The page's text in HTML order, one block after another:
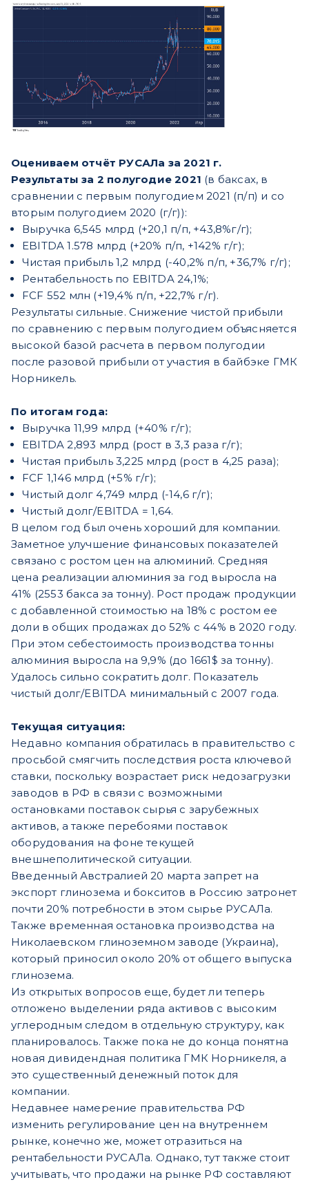
Оцениваем отчёт РУСАЛа за 2021 г.
Результаты за 2 полугодие 2021 (в баксах, в
сравнении с первым полугодием 2021 (п/п) и со
вторым полугодием 2020 (г/г)):
Выручка 6,545 млрд (+20,1 п/п, +43,8%г/г);
EBITDA 1.578 млрд (+20% п/п, +142% г/г);
Чистая прибыль 1,2 млрд (-40,2% п/п, +36,7% г/г);
Рентабельность по EBITDA 24,1%;
FCF 552 млн (+19,4% п/п, +22,7% г/г).
Результаты сильные. Снижение чистой прибыли
по сравнению с первым полугодием объясняется
высокой базой расчета в первом полугодии
после разовой прибыли от участия в байбэке ГМК
Норникель.
По итогам года:
Выручка 11,99 млрд (+40% г/г);
EBITDA 2,893 млрд (рост в 3,3 раза г/г);
Чистая прибыль 3,225 млрд (рост в 4,25 раза);
FCF 1,146 млрд (+5% г/г);
Чистый долг 4,749 млрд (-14,6 г/г);
Чистый долг/EBITDA = 1,64.
В целом год был очень хороший для компании.
Заметное улучшение финансовых показателей
связано с ростом цен на алюминий. Средняя
цена реализации алюминия за год выросла на
41% (2553 бакса за тонну). Рост продаж продукции
с добавленной стоимостью на 18% с ростом ее
доли в общих продажах до 52% с 44% в 2020 году.
При этом себестоимость производства тонны
алюминия выросла на 9,9% (до 1661$ за тонну).
Удалось сильно сократить долг. Показатель
чистый долг/EBITDA минимальный с 2007 года.
Текущая ситуация:
Недавно компания обратилась в правительство с
просьбой смягчить последствия роста ключевой
ставки, поскольку возрастает риск недозагрузки
заводов в РФ в связи с возможными
остановками поставок сырья с зарубежных
активов, а также перебоями поставок
оборудования на фоне текущей
внешнеполитической ситуации.
Введенный Австралией 20 марта запрет на
экспорт глинозема и бокситов в Россию затронет
почти 20% потребности в этом сырье РУСАЛа.
Также временная остановка производства на
Николаевском глиноземном заводе (Украина),
который приносил около 20% от общего выпуска
глинозема.
Из открытых вопросов еще, будет ли теперь
отложено выделении ряда активов с высоким
углеродным следом в отдельную структуру, как
планировалось. Также пока не до конца понятна
новая дивидендная политика ГМК Норникеля, а
это существенный денежный поток для
компании.
Недавнее намерение правительства РФ
изменить регулирование цен на внутреннем
рынке, конечно же, может отразиться на
рентабельности РУСАЛа. Однако, тут также стоит
учитывать, что продажи на рынке РФ составляют